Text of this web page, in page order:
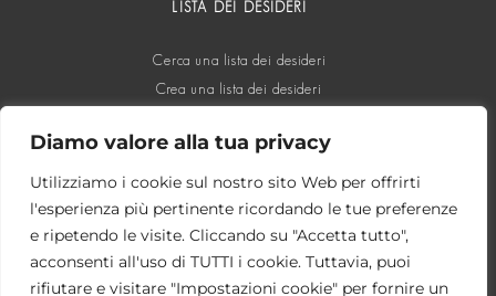
Diamo valore alla tua privacy
Utilizziamo i cookie sul nostro sito Web per offrirti
l'esperienza più pertinente ricordando le tue preferenze
e ripetendo le visite. Cliccando su "Accetta tutto",
acconsenti all'uso di TUTTI i cookie. Tuttavia, puoi
rifiutare e visitare "Impostazioni cookie" per fornire un
LISTA DEI DESIDERI
Cerca una lista dei desideri
Crea una lista dei desideri
SOCIAL